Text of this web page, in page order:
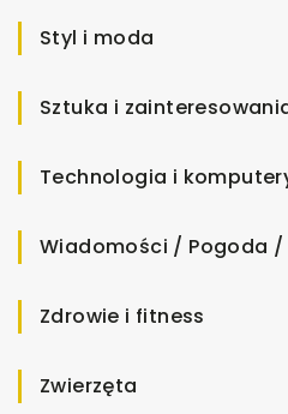
Styl i moda
Sztuka i
Technologia i
Wiadomości / Pogoda
Zdrowie i fitness
Zwierzęta